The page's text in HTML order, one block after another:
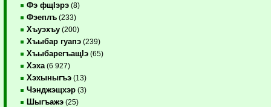
Фэ фщIэрэ (8)
Фэеплъ (233)
Хъуэхъу (200)
Хъыбар гуапэ (239)
ХъыбарегъащIэ (65)
Хэха (6 927)
Хэхыныгъэ (13)
Чэнджэщхэр (3)
Шыгъажэ (25)